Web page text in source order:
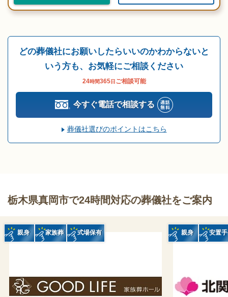
どの葬儀社にお願いしたらいいのかわからないと
いう方も、お気軽にご相談ください
24時間365日 ご相談可能
今すぐ電話で相談する
葬儀社選びのポイントはこちら
栃木県真岡市で24時間対応の葬儀社をご案内
親身 家族葬 式場保有 親身 安置